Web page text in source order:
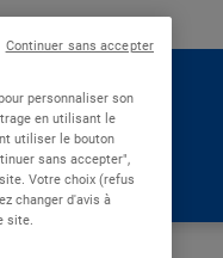
personnaliser son
en utilisant le
utiliser le bouton
sans accepter",
Votre choix (refus
changer d'avis à
site.
Continuer sans accepter